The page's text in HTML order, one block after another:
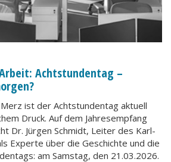
Achtstundentag –
ist der Achtstundentag aktuell
Druck. Auf dem Jahresempfang
Dr. Jürgen Schmidt, Leiter des Karl-
Experte über die Geschichte und die
am Samstag, den 21.03.2026.